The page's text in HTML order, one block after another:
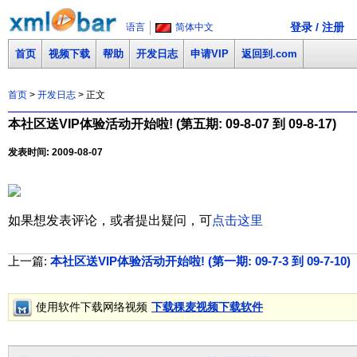
语言 简体中文 登录 / 注册
首页 视频下载 帮助 开发日志 申请VIP 返回到.com
首页 > 开发日志 > 正文
本社区送VIP体验活动开始啦! (第五期: 09-8-07 到 09-8-17)
发表时间: 2009-08-07
如果想发表评论，或者提出疑问，可点击这里
上一篇: 本社区送VIP体验活动开始啦! (第一期: 09-7-3 到 09-7-10)
使用软件下载网络视频 下载稞麦视频下载软件